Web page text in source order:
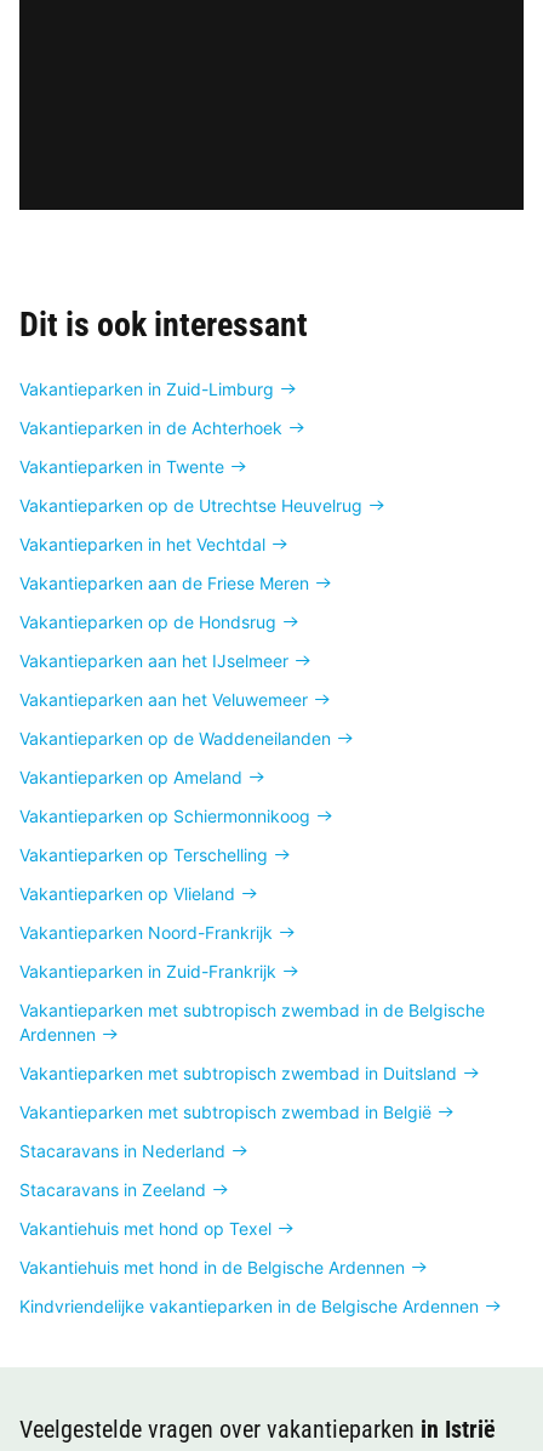
Dit is ook interessant
Vakantieparken in Zuid-Limburg
Vakantieparken in de Achterhoek
Vakantieparken in Twente
Vakantieparken op de Utrechtse Heuvelrug
Vakantieparken in het Vechtdal
Vakantieparken aan de Friese Meren
Vakantieparken op de Hondsrug
Vakantieparken aan het IJselmeer
Vakantieparken aan het Veluwemeer
Vakantieparken op de Waddeneilanden
Vakantieparken op Ameland
Vakantieparken op Schiermonnikoog
Vakantieparken op Terschelling
Vakantieparken op Vlieland
Vakantieparken Noord-Frankrijk
Vakantieparken in Zuid-Frankrijk
Vakantieparken met subtropisch zwembad in de Belgische
Ardennen
Vakantieparken met subtropisch zwembad in Duitsland
Vakantieparken met subtropisch zwembad in België
Stacaravans in Nederland
Stacaravans in Zeeland
Vakantiehuis met hond op Texel
Vakantiehuis met hond in de Belgische Ardennen
Kindvriendelijke vakantieparken in de Belgische Ardennen
Veelgestelde vragen over vakantieparken in Istrië